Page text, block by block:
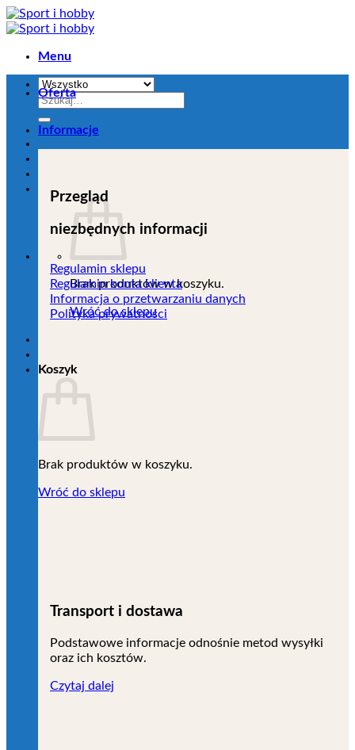
Przejdź
do
Menu
Szukaj:
Brak produktów w koszyku.
Wróć do sklepu
Koszyk
Brak produktów w koszyku.
Wróć do sklepu
Oferta
Informacje
Przegląd
niezbędnych informacji
Regulamin sklepu
Regulamin konta klienta
Informacja o przetwarzaniu danych
Polityka prywatności
Transport i dostawa
Podstawowe informacje odnośnie metod wysyłki
oraz ich kosztów.
Czytaj dalej